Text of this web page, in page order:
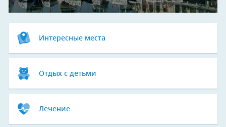
Интересные места
Отдых с детьми
Лечение